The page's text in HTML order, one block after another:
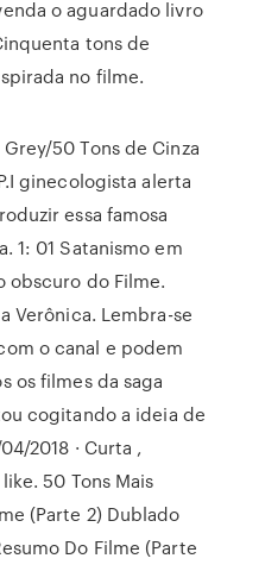
o aguardado livro
tons de
no filme.
50 Tons de Cinza
ginecologista alerta
essa famosa
1: 01 Satanismo em
obscuro do Filme.
Verônica. Lembra-se
o canal e podem
os filmes da saga
cogitando a ideia de
2018 · Curta ,
50 Tons Mais
(Parte 2) Dublado
Do Filme (Parte